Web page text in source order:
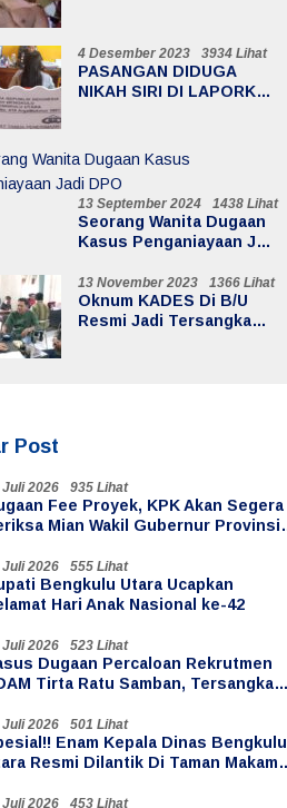
4 Desember 2023 3934 Lihat
PASANGAN DIDUGA
NIKAH SIRI DI LAPORKAN
13 September 2024 1438 Lihat
Seorang Wanita Dugaan
Kasus Penganiayaan Jadi
13 November 2023 1366 Lihat
Oknum KADES Di B/U
Resmi Jadi Tersangka
Post
Juli 2026 935 Lihat
Fee Proyek, KPK Akan Segera
Mian Wakil Gubernur Provinsi
Juli 2026 555 Lihat
Bengkulu Utara Ucapkan
Hari Anak Nasional ke-42
Juli 2026 523 Lihat
Dugaan Percaloan Rekrutmen
Tirta Ratu Samban, Tersangka
Juli 2026 501 Lihat
Enam Kepala Dinas Bengkulu
Resmi Dilantik Di Taman Makam
Juli 2026 453 Lihat